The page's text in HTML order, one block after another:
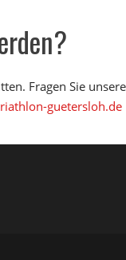
Fragen Sie
guetersloh.de